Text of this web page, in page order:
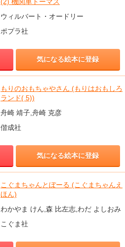
ウィルバート・オードリー
ポプラ社
気になる絵本に登録
もりのおもちゃやさん (もりはおもしろ
ランド( 5))
舟崎 靖子,舟崎 克彦
偕成社
気になる絵本に登録
こぐまちゃんとぼーる (こぐまちゃんえ
ほん)
わかやま けん,森 比左志,わだ よしおみ
こぐま社